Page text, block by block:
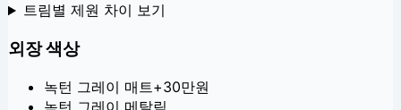
트림별 제원 차이 보기
외장 색상
녹턴 그레이 매트+30만원
녹턴 그레이 메탈릭